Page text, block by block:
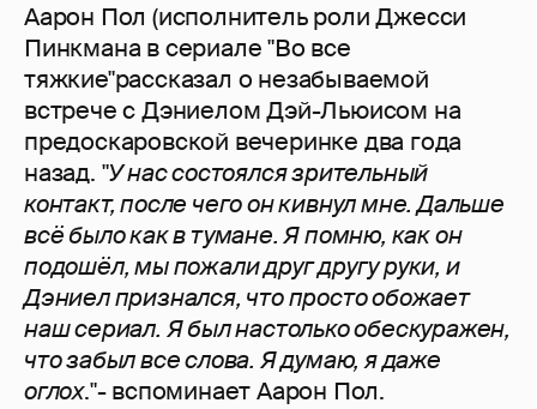
Аарон Пол (исполнитель роли Джесси
Пинкмана в сериале "Во все
тяжкие"рассказал о незабываемой
встрече с Дэниелом Дэй-Льюисом на
предоскаровской вечеринке два года
назад. "У нас состоялся зрительный
контакт, после чего он кивнул мне. Дальше
всё было как в тумане. Я помню, как он
подошёл, мы пожали друг другу руки, и
Дэниел признался, что просто обожает
наш сериал. Я был настолько обескуражен,
что забыл все слова. Я думаю, я даже
оглох."- вспоминает Аарон Пол.